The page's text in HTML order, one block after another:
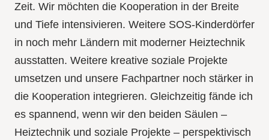
Zeit. Wir möchten die Kooperation in der Breite
und Tiefe intensivieren. Weitere SOS-Kinderdörfer
in noch mehr Ländern mit moderner Heiztechnik
ausstatten. Weitere kreative soziale Projekte
umsetzen und unsere Fachpartner noch stärker in
die Kooperation integrieren. Gleichzeitig fände ich
es spannend, wenn wir den beiden Säulen –
Heiztechnik und soziale Projekte – perspektivisch